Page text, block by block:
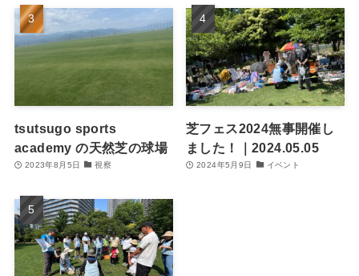
tsutsugo sports
academy の天然芝の球場
2023年8月5日 視察
芝フェス2024無事開催し
ました！｜2024.05.05
2024年5月9日 イベント